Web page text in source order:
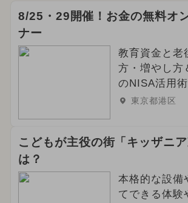
8/25・29開催！お金の無料オ
ナー
教育資金と老
方・増やし方
のNISA活用術
東京都港区
こどもが主役の街「キッザニ
は？
本格的な設備
てできる体験